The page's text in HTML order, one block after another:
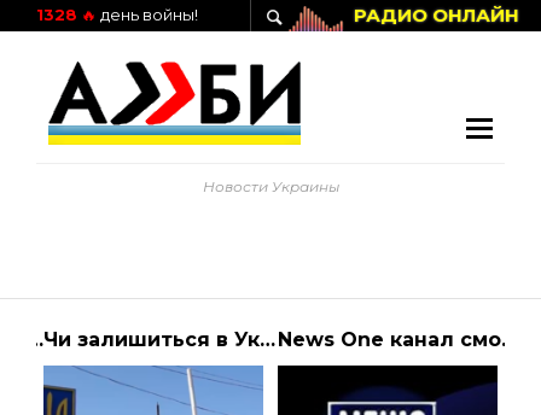
РАДИО ОНЛАЙН
1328 🔥 день войны!
Новости Украины
У Броварах, де сталася катастрофа керівництва МВС, відбулася панахида за загиблими (фото) Чи залишиться в Україні паливо — відповідь експерта — Україна News One канал смотреть онлайн